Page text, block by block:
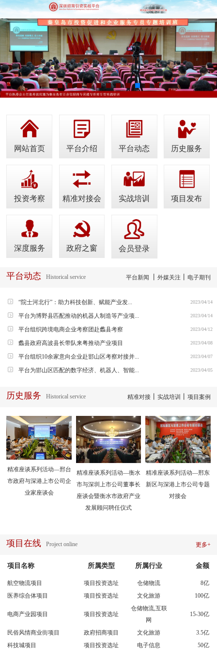
网站首页 平台介绍 平台动态 历史服务
投资考察 精准对接会 实战培训 项目发布
深度服务 政府之窗 会员登录
平台动态Historical service 平台新闻 外媒关注 电子期刊
“院士河北行”：助力科技创新、赋能产业发... 2023/04/14
平台为博野县匹配推动的机器人制造等产业项... 2023/04/14
平台组织跨境电商企业考察团赴蠡县考察 2023/04/12
蠡县政府高波县长带队来粤推动产业项目 2023/04/08
平台组织10余家意向企业赴邯山区考察对接并... 2023/04/07
平台为邯山区匹配的数字经济、机器人、智能... 2023/04/05
历史服务Historical service 精准对接丨 实战培训 项目案例
精准座谈系列活动—邢台
市政府与深港上市公司企
业家座谈会
精准座谈系列活动—衡水
市与深圳上市公司董事长
座谈会暨衡水市政府产业
发展顾问聘任仪式
精准座谈系列活动—邢东
新区与深港上市公司专题
对接会
项目在线Project online 更多+
项目名称 所属类型 所属行业 金额
航空物流项目 项目投资选址 仓储物流
8亿
医养综合体项目
项目投资选址 文化旅游 100亿
电商产业园项目 项目投资选址
仓储物流,互联
网
15-30亿
民俗风情商业街项目 政府招商项目 文化旅游
3.5亿
科技城项目
项目投资选址 电子信息 50亿